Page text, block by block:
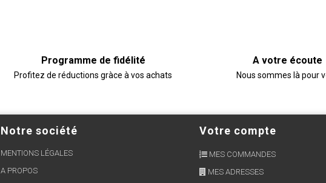
Programme de fidélité
Profitez de réductions gràce à vos achats
A votre écoute
Nous sommes là pour
Notre société
MENTIONS LÉGALES
A PROPOS
Votre compte
MES COMMANDES
MES ADRESSES